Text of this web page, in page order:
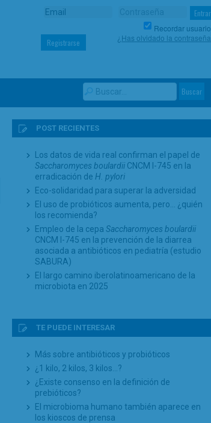
Recordar
Registrarse
¿Has olvidado la
POST RECIENTES
Los datos de vida real confirman el papel de
Saccharomyces boulardii CNCM I-745 en la
erradicación de H. pylori
Eco-solidaridad para superar la adversidad
El uso de probióticos aumenta, pero… ¿quién
los recomienda?
Empleo de la cepa Saccharomyces boulardii
CNCM I-745 en la prevención de la diarrea
asociada a antibióticos en pediatría (estudio
SABURA)
El largo camino iberolatinoamericano de la
microbiota en 2025
TE PUEDE INTERESAR
Más sobre antibióticos y probióticos
¿1 kilo, 2 kilos, 3 kilos…?
¿Existe consenso en la definición de
prebióticos?
El microbioma humano también aparece en
los kioscos de prensa